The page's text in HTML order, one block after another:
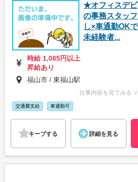
★オフィスデ
の事務スタッ
し×車通勤OK
未経験者...
時給 1,085円以上
昇給あり
福山市 / 東福山駅
仕事内容を見てみる ∨
交通費支給 車通勤可
キープする 詳細を見る